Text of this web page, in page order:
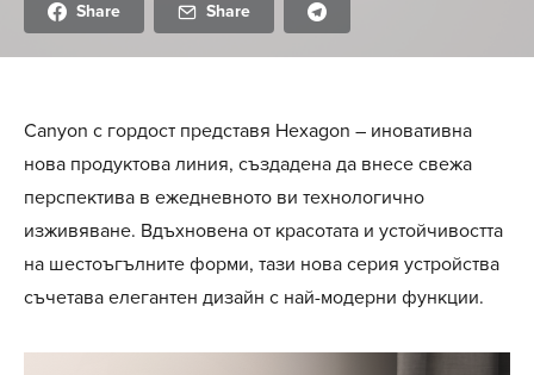
Share Share
Canyon с гордост представя Hexagon – иновативна
нова продуктова линия, създадена да внесе свежа
перспектива в ежедневното ви технологично
изживяване. Вдъхновена от красотата и устойчивостта
на шестоъгълните форми, тази нова серия устройства
съчетава елегантен дизайн с най-модерни функции.